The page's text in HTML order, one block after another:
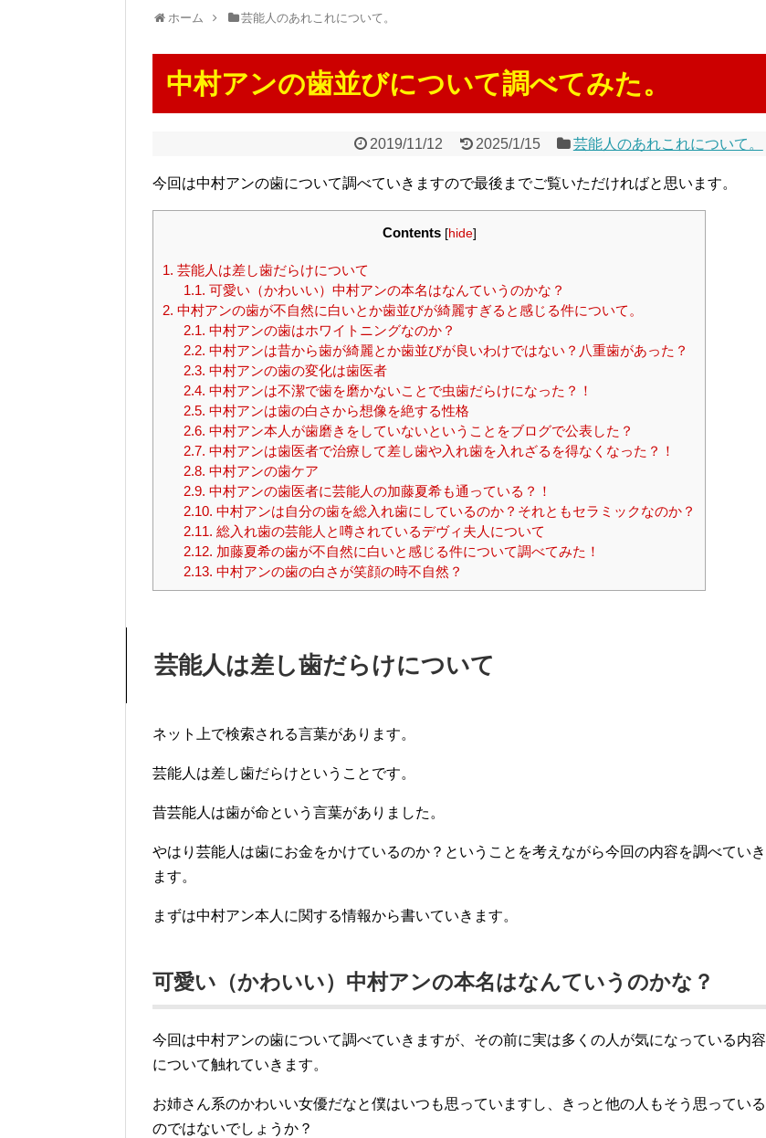
ホーム 芸能人のあれこれについて。
中村アンの歯並びについて調べてみた。
2019/11/12 2025/1/15 芸能人のあれこれについて。
今回は中村アンの歯について調べていきますので最後までご覧いただければと思います。
Contents [hide]
1. 芸能人は差し歯だらけについて
1.1. 可愛い（かわいい）中村アンの本名はなんていうのかな？
2. 中村アンの歯が不自然に白いとか歯並びが綺麗すぎると感じる件について。
2.1. 中村アンの歯はホワイトニングなのか？
2.2. 中村アンは昔から歯が綺麗とか歯並びが良いわけではない？八重歯があった？
2.3. 中村アンの歯の変化は歯医者
2.4. 中村アンは不潔で歯を磨かないことで虫歯だらけになった？！
2.5. 中村アンは歯の白さから想像を絶する性格
2.6. 中村アン本人が歯磨きをしていないということをブログで公表した？
2.7. 中村アンは歯医者で治療して差し歯や入れ歯を入れざるを得なくなった？！
2.8. 中村アンの歯ケア
2.9. 中村アンの歯医者に芸能人の加藤夏希も通っている？！
2.10. 中村アンは自分の歯を総入れ歯にしているのか？それともセラミックなのか？
2.11. 総入れ歯の芸能人と噂されているデヴィ夫人について
2.12. 加藤夏希の歯が不自然に白いと感じる件について調べてみた！
2.13. 中村アンの歯の白さが笑顔の時不自然？
芸能人は差し歯だらけについて
ネット上で検索される言葉があります。
芸能人は差し歯だらけということです。
昔芸能人は歯が命という言葉がありました。
やはり芸能人は歯にお金をかけているのか？ということを考えながら今回の内容を調べていき
ます。
まずは中村アン本人に関する情報から書いていきます。
可愛い（かわいい）中村アンの本名はなんていうのかな？
今回は中村アンの歯について調べていきますが、その前に実は多くの人が気になっている内容
について触れていきます。
お姉さん系のかわいい女優だなと僕はいつも思っていますし、きっと他の人もそう思っている
のではないでしょうか？